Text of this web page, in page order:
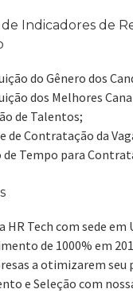
Indicadores de
do Gênero dos
dos Melhores
de Talentos;
de Contratação da
de Tempo para
HR Tech com sede em
de 1000% em
a otimizarem seu
e Seleção com